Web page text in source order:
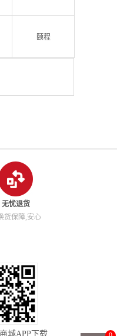
颐程
无忧退货
货保障,安心
商城APP下载